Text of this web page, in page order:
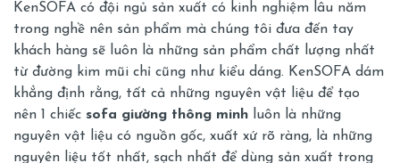
KenSOFA có đội ngủ sản xuất có kinh nghiệm lâu năm
trong nghề nên sản phẩm mà chúng tôi đưa đến tay
khách hàng sẽ luôn là những sản phẩm chất lượng nhất
từ đường kim mũi chỉ cũng như kiểu dáng. KenSOFA dám
khẳng định rằng, tất cả những nguyên vật liệu để tạo
nên 1 chiếc sofa giường thông minh luôn là những
nguyên vật liệu có nguồn gốc, xuất xứ rõ ràng, là những
nguyên liệu tốt nhất, sạch nhất để dùng sản xuất trong